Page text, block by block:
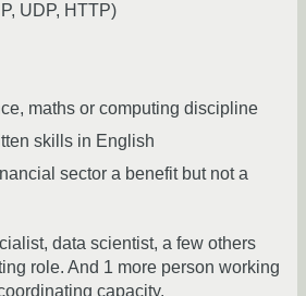
UDP, HTTP)
maths or computing discipline
skills in English
sector a benefit but not a
data scientist, a few others
role. And 1 more person working
capacity.